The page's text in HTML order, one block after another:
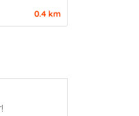
0.4 km